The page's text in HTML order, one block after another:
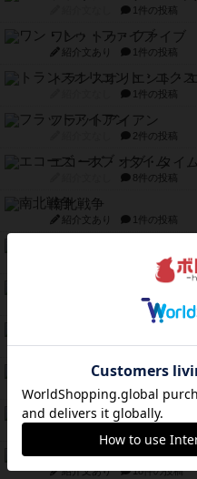
1件の投稿
ワン・トゥ・ファイブ
紹介文あり 1件の投稿
トランスオリエント・
1件の投稿
フラットアイアン
2件の投稿
エコーズ・オブ・タイム
8件の投稿
南北戦争
紹介文あり 1件の投稿
2件の投稿
メメントオンラインタ
4件の投稿
紹介文なし 1件の投稿
クリーグ
紹介文あり 1件の投稿
セミファイナル ～お前
ふたつの街の物語
紹介文あり 18件の投稿